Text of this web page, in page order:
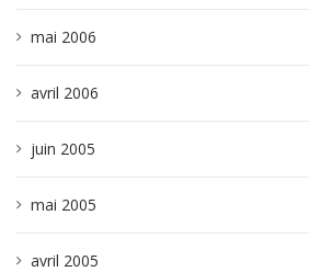
mai 2006
avril 2006
juin 2005
mai 2005
avril 2005